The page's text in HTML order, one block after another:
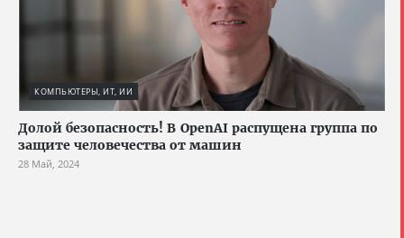
КОМПЬЮТЕРЫ, ИТ, ИИ
Долой безопасность! В OpenAI распущена группа по
защите человечества от машин
28 Май, 2024